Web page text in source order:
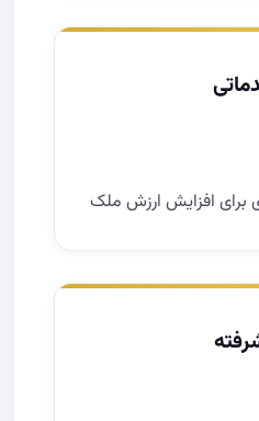
برای افزایش ارزش ملک